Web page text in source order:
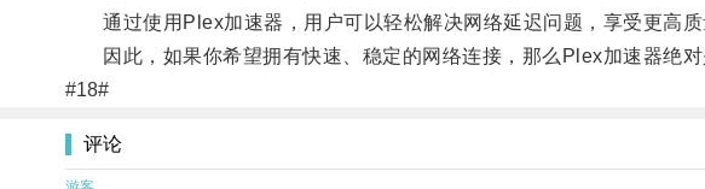
通过使用Plex加速器，用户可以轻松解决网络延迟问题，享受更高质
因此，如果你希望拥有快速、稳定的网络连接，那么Plex加速器绝对
#18#
评论